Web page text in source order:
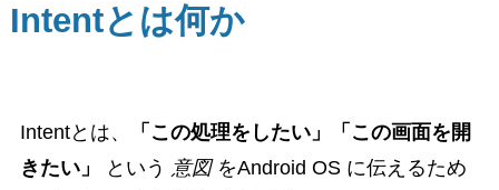
Intentとは何か
Intentとは、
「この処理をしたい」「この画面を開
きたい」
という 意図をAndroid OS に伝えるため